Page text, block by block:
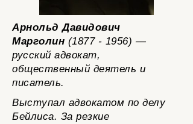
Арнольд Давидович
Марголин (1877 - 1956) —
русский адвокат,
общественный деятель и
писатель.
Выступал адвокатом по делу
Бейлиса. За резкие